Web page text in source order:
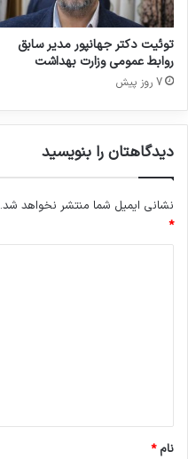
س
ت
توئیت دکتر جهانپور مدیر سابق
روابط عمومی وزارت بهداشت
7 روز پیش
دیدگاهتان را بنویسید
نشانی ایمیل شما منتشر نخواهد شد.
*
نام*